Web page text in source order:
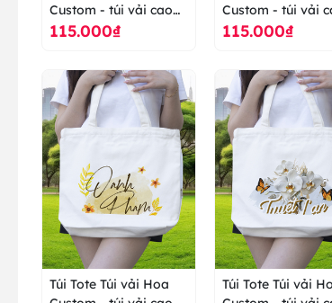
Custom - túi vải cao
cấp ranus
115.000₫
Custom - túi vải
cấp ranus
115.000₫
Túi Tote Túi vải Hoa
Túi Tote Túi vải